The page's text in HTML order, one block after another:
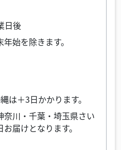
日後
始を除きます。
は＋3日かかります。
奈川・千葉・埼玉県さい
届けとなります。